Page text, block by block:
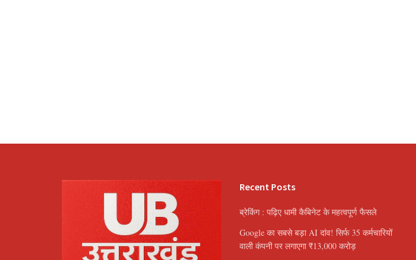
Recent Posts
ब्रेकिंग : पढ़िए धामी कैबिनेट के महत्वपूर्ण फैसले
Google का सबसे बड़ा AI दांव! सिर्फ 35 कर्मचारियों
वाली कंपनी पर लगाएगा ₹13,000 करोड़